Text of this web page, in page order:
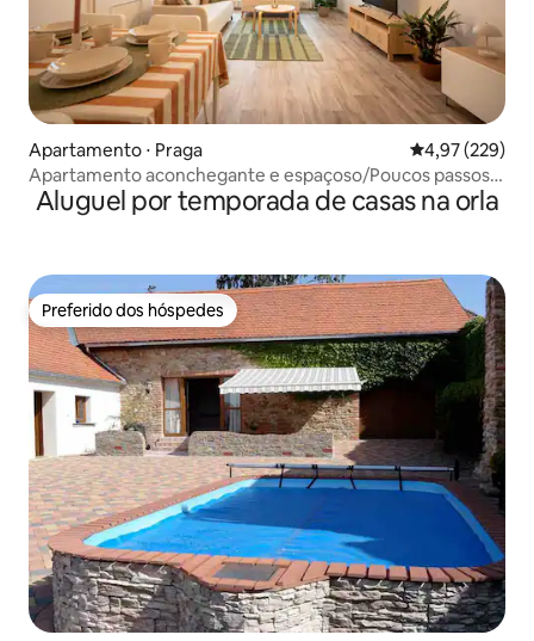
Apartamento ⋅ Praga 4,97 de uma
4,97 (229)
Apartamento aconchegante e espaçoso/Poucos passos
para o centro
Aluguel por temporada de casas na orla
Preferido dos hóspedes
Preferido dos hóspedes